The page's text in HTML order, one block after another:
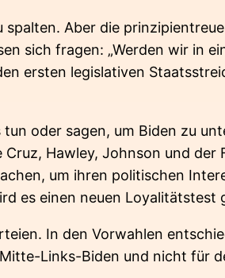
Aber die
sich fragen: „Werden wir in
ersten legislativen
oder sagen, um Biden zu
Hawley, Johnson und der
um ihren politischen
es einen neuen Loyalitätstest
In den Vorwahlen
Links-Biden und nicht für